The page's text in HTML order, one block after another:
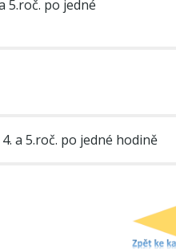
5.roč. po jedné
a 5.roč. po jedné hodině